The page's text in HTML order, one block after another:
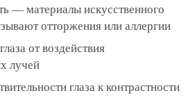
— материалы искусственного
отторжения или аллергии
от воздействия
лучей
глаза к контрастности